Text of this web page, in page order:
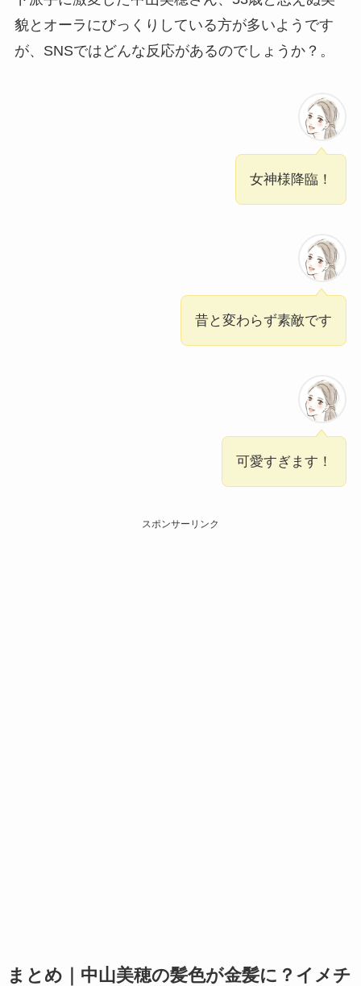
貌とオーラにびっくりしている方が多いようです
が、SNSではどんな反応があるのでしょうか？。
女神様降臨！
昔と変わらず素敵です
可愛すぎます！
スポンサーリンク
まとめ｜中山美穂の髪色が金髪に？イメチ